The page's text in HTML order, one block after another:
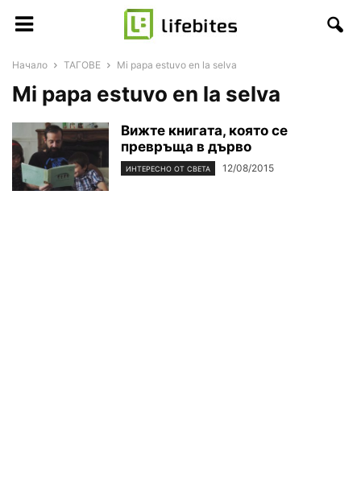
Начало ТАГОВЕ Mi papa estuvo en la selva
Mi papa estuvo en la selva
Вижте книгата, която се
превръща в дърво
ИНТЕРЕСНО ОТ СВЕТА 12/08/2015